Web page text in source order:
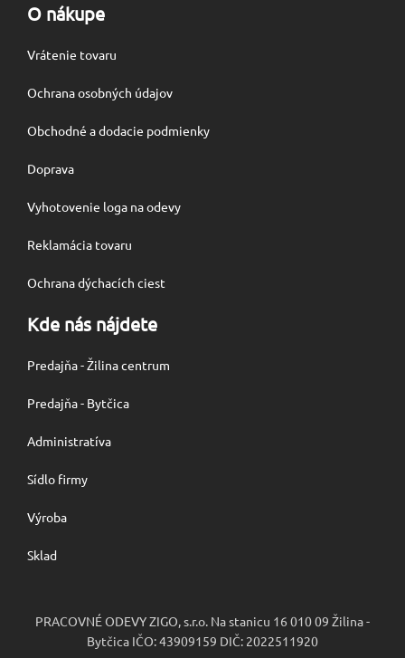
O nákupe
Vrátenie tovaru
Ochrana osobných údajov
Obchodné a dodacie podmienky
Doprava
Vyhotovenie loga na odevy
Reklamácia tovaru
Ochrana dýchacích ciest
Kde nás nájdete
Predajňa - Žilina centrum
Predajňa - Bytčica
Administratíva
Sídlo firmy
Výroba
Sklad
PRACOVNÉ ODEVY ZIGO, s.r.o. Na stanicu 16 010 09 Žilina -
Bytčica IČO: 43909159 DIČ: 2022511920